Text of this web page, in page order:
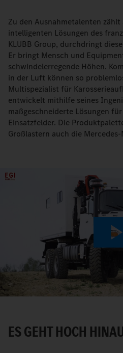
Zu den Ausnahmetalenten
intelligenten Lösungen des
KLUBB Group, durchdringt
Er bringt Mensch und
schwindelerregende Höhen.
in der Luft können so
Multispezialist für
entwickelt mithilfe seines
maßgeschneiderte Lösungen
Einsatzfelder. Die
Großlastern auch die
ES GEHT HOCH